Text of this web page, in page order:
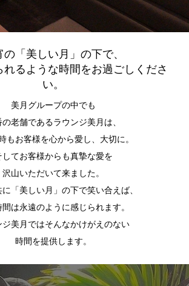
の「美しい月」の下で、
れるような時間をお過ごしくださ
い。
美月グループの中でも
の老舗であるラウンジ美月は、
もお客様を心から愛し、大切に。
してお客様からも真摯な愛を
沢山いただいて来ました。
「美しい月」の下で笑い合えば、
間は永遠のように感じられます。
ジ美月ではそんなかけがえのない
時間を提供します。